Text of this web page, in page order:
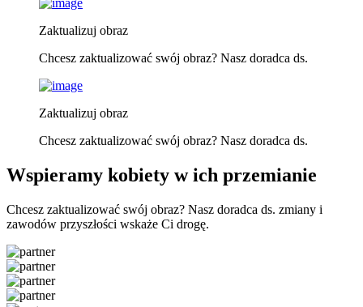
Zaktualizuj obraz
Chcesz zaktualizować swój obraz? Nasz doradca ds.
Zaktualizuj obraz
Chcesz zaktualizować swój obraz? Nasz doradca ds.
Wspieramy kobiety w ich przemianie
Chcesz zaktualizować swój obraz? Nasz doradca ds. zmiany i
zawodów przyszłości wskaże Ci drogę.